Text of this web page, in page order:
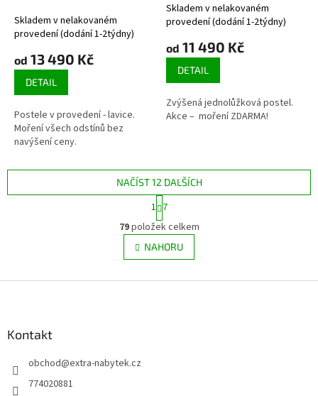
Skladem v nelakovaném
provedení (dodání 1-2týdny)
od 13 490 Kč
DETAIL
Postele v provedení - lavice.
Moření všech odstínů bez
navýšení ceny.
Průměrné
hodnocení
produktu
je
z
5
hvězdiček.
Skladem v nelakovaném
provedení (dodání 1-2týdny)
od 11 490 Kč
DETAIL
Zvýšená jednolůžková postel.
Akce – moření ZDARMA!
O
v
l
á
NAČÍST 12 DALŠÍCH
S
t
r
á
n
k
v
1 7
79položek celkem
NAHORU
Kontakt
obchod@extra-nabytek.cz
774020881